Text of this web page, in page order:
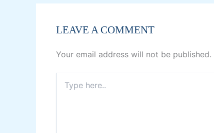
LEAVE A COMMENT
Your email address will not be published.
here..